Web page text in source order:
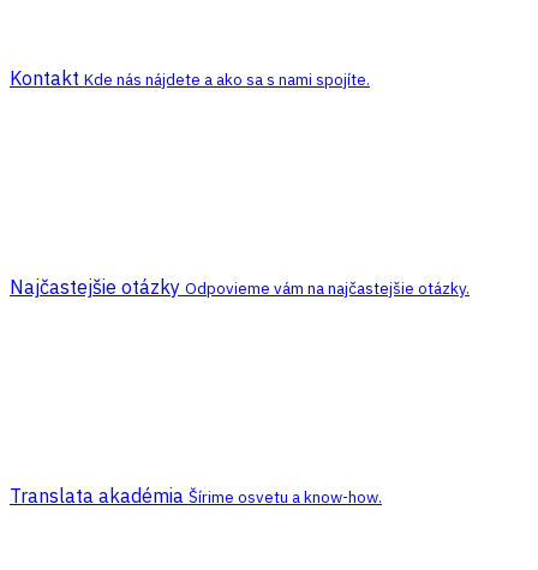
Kontakt Kde nás nájdete a ako sa s nami spojíte.
Najčastejšie otázky Odpovieme vám na najčastejšie otázky.
Translata akadémia Šírime osvetu a know-how.